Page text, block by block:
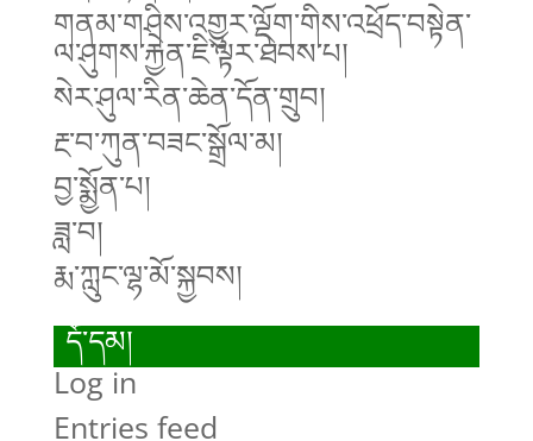
གནམ་གཤིས་འགྱུར་ལྡོག་གིས་འཕྲོད་བསྟེན་
ལ་ཤུགས་རྐྱེན་ཇི་ལྟར་ཐེབས་པ།
སེར་ཤུལ་རིན་ཆེན་དོན་གྲུབ།
རྔ་བ་ཀུན་བཟང་སྒྲོལ་མ།
བྱ་སྨྱོན་པ།
ཟླ་བ།
རྨ་ཀླུང་ལྷ་མོ་སྐྱབས།
དོ་དམ།
Log in
Entries feed